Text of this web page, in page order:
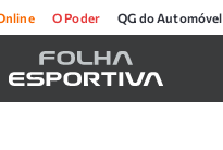
O Poder QG do Automóvel